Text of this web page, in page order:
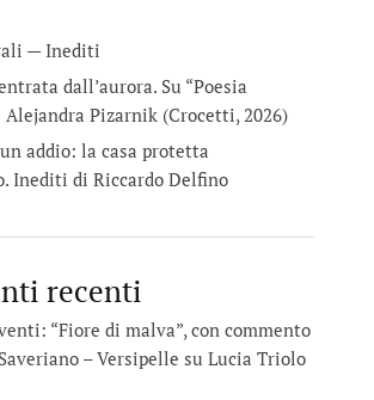
— Inediti
dall’aurora. Su “Poesia
Alejandra Pizarnik (Crocetti, 2026)
addio: la casa protetta
Inediti di Riccardo Delfino
recenti
“Fiore di malva”, con commento
– Versipelle su Lucia Triolo